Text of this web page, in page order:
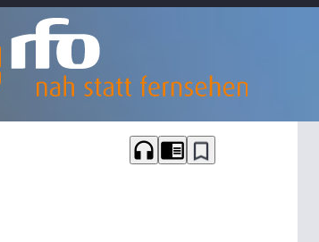
headphones chrome_reader_mode bookmark_border